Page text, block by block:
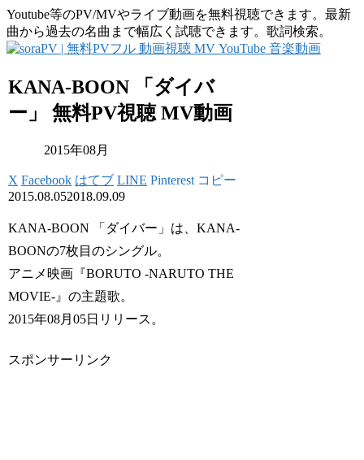
Youtube等のPV/MVやライブ動画を無料視聴できます。最新
曲から過去の名曲まで幅広く試聴できます。歌詞検索。
KANA-BOON 「ダイバ
ー」 無料PV視聴 MV動画
2015年08月
X Facebook はてブ LINE Pinterest コピー
2015.08.052018.09.09
KANA-BOON 「ダイバー」は、KANA-
BOONの7枚目のシングル。
アニメ映画『BORUTO -NARUTO THE
MOVIE-』の主題歌。
2015年08月05日リリース。
スポンサーリンク